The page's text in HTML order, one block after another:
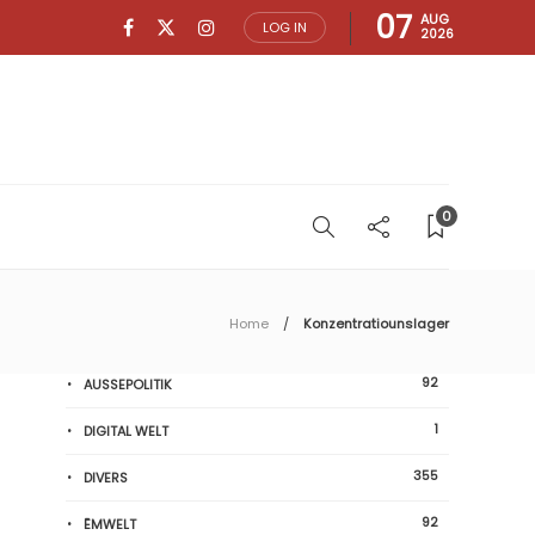
LOG IN 07 AUG
2026
0
Home Konzentratiounslager
AUSSEPOLITIK 92
DIGITAL WELT 1
DIVERS 355
ËMWELT 92